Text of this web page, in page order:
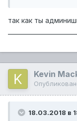
так как ты
Kevin
18.03.2018 в